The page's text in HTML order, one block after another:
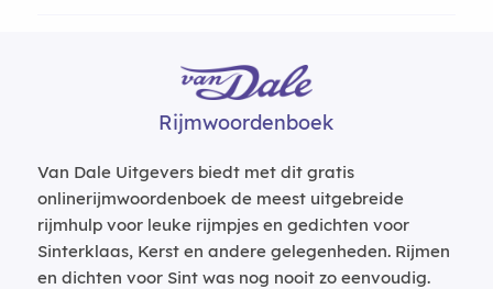
Rijmwoordenboek
Van Dale Uitgevers biedt met dit gratis
onlinerijmwoordenboek de meest uitgebreide
rijmhulp voor leuke rijmpjes en gedichten voor
Sinterklaas, Kerst en andere gelegenheden. Rijmen
en dichten voor Sint was nog nooit zo eenvoudig.